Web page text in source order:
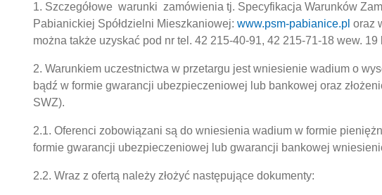
1. Szczegółowe warunki zamówienia tj. Specyfikacja Warunków
Pabianickiej Spółdzielni Mieszkaniowej: www.psm-pabianice.pl oraz
można także uzyskać pod nr tel. 42 215-40-91, 42 215-71-18 wew. 19
2. Warunkiem uczestnictwa w przetargu jest wniesienie wadium o
bądź w formie gwarancji ubezpieczeniowej lub bankowej oraz
SWZ).
2.1. Oferenci zobowiązani są do wniesienia wadium w formie
formie gwarancji ubezpieczeniowej lub gwarancji bankowej
2.2. Wraz z ofertą należy złożyć następujące dokumenty: